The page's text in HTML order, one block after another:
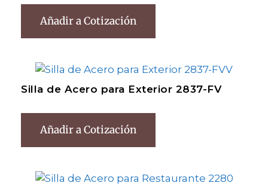
Añadir a Cotización
Silla de Acero para Exterior 2837-FV
Añadir a Cotización